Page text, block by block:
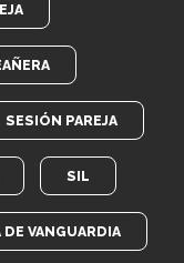
SESIÓN PAREJA
SIL
VANGUARDIA